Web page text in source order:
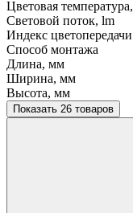
Цветовая
Световой поток, lm
Индекс
Способ монтажа
Длина, мм
Ширина, мм
Высота, мм
Показать 26 товаров